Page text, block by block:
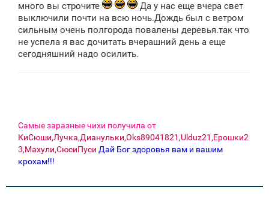
много вы строчите
Да у нас еще вчера свет
выключили почти на всю ночь.Дождь был с ветром
сильным очень полгорода повалены деревья.так что
не успела я вас дочитать вчерашний день а еще
сегодняшний надо осилить.
Самые заразные чихи получила от
КиСюши,Лучка,Дианульки,Oks89041821,Ulduz21,Ерошки2
3,Махули,СюсиПуси Дай Бог здоровья вам и вашим
крохам!!!